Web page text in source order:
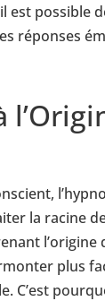
est possible
réponses
la racine
l’origine
plus
C’est